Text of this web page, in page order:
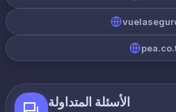
الأسئلة المتداولة